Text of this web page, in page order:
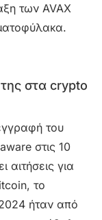
των AVAX
στα crypto
του
στις 10
αιτήσεις για
το
ήταν από